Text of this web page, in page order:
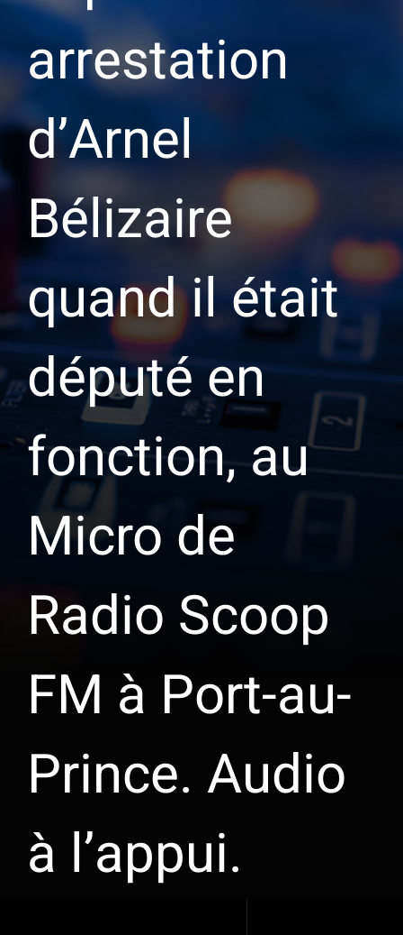
arrestation
d’Arnel
Bélizaire
quand il était
député en
fonction, au
Micro de
Radio Scoop
FM à Port-au-
Prince. Audio
à l’appui.